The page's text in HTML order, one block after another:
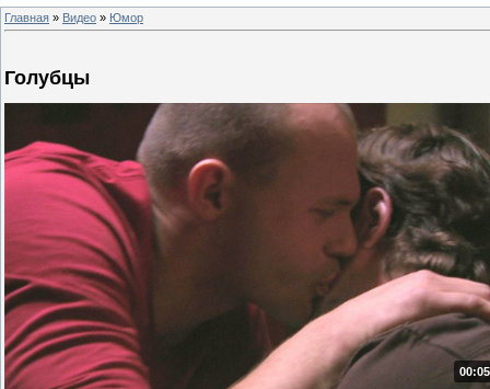
Главная » Видео » Юмор
Голубцы